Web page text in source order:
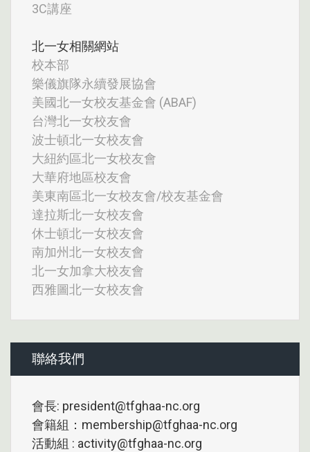
3C講座
北一女相關網站
校本部
樂儀旗隊永續發展協會
美國北一女校友基金會 (ABAF)
台灣北一女校友會
波士頓北一女校友會
大紐約區北一女校友會
大華府地區校友會
美東南區北一女校友會/校友基金會
達拉斯北一女校友會
休士頓北一女校友會
南加州北一女校友會
北一女加拿大校友會
西雅圖北一女校友會
聯絡我們
會長: president@tfghaa-nc.org
會籍組：membership@tfghaa-nc.org
活動組 : activity@tfghaa-nc.org